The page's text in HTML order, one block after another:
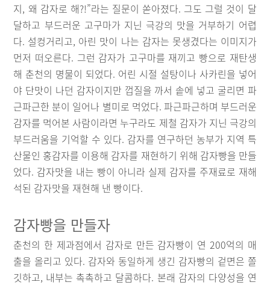
지, 왜 감자로 해?!”라는 질문이 쏟아졌다. 그도 그럴 것이 달
달하고 부드러운 고구마가 지닌 극강의 맛을 거부하기 어렵
다. 설컹거리고, 아린 맛이 나는 감자는 못생겼다는 이미지가
먼저 떠오른다. 그런 감자가 고구마를 재끼고 빵으로 재탄생
해 춘천의 명물이 되었다. 어린 시절 설탕이나 사카린을 넣어
야 단맛이 나던 감자이지만 껍질을 까서 솥에 넣고 굴리면 파
근파근한 분이 일어나 별미로 먹었다. 파근파근하며 부드러운
감자를 먹어본 사람이라면 누구라도 제철 감자가 지닌 극강의
부드러움을 기억할 수 있다. 감자를 연구하던 농부가 지역 특
산물인 홍감자를 이용해 감자를 재현하기 위해 감자빵을 만들
었다. 감자맛을 내는 빵이 아니라 실제 감자를 주재료로 재해
석된 감자맛을 재현해 낸 빵이다.
감자빵을 만들자
춘천의 한 제과점에서 감자로 만든 감자빵이 연 200억의 매
출을 올리고 있다. 감자와 동일하게 생긴 감자빵의 겉면은 쫄
깃하고, 내부는 촉촉하고 달콤하다. 본래 감자의 다양성을 연